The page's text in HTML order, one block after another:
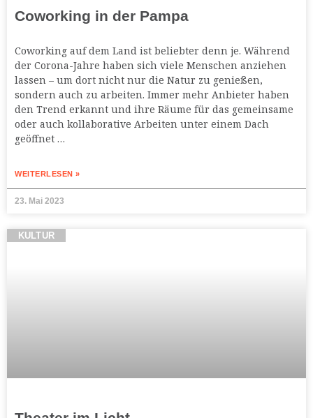
Coworking in der Pampa
Coworking auf dem Land ist beliebter denn je. Während
der Corona-Jahre haben sich viele Menschen anziehen
lassen – um dort nicht nur die Natur zu genießen,
sondern auch zu arbeiten. Immer mehr Anbieter haben
den Trend erkannt und ihre Räume für das gemeinsame
oder auch kollaborative Arbeiten unter einem Dach
geöffnet …
WEITERLESEN »
23. Mai 2023
KULTUR